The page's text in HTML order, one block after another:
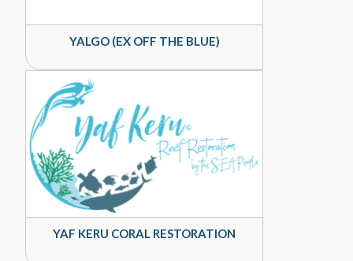
YALGO (EX OFF THE BLUE)
YAF KERU CORAL RESTORATION